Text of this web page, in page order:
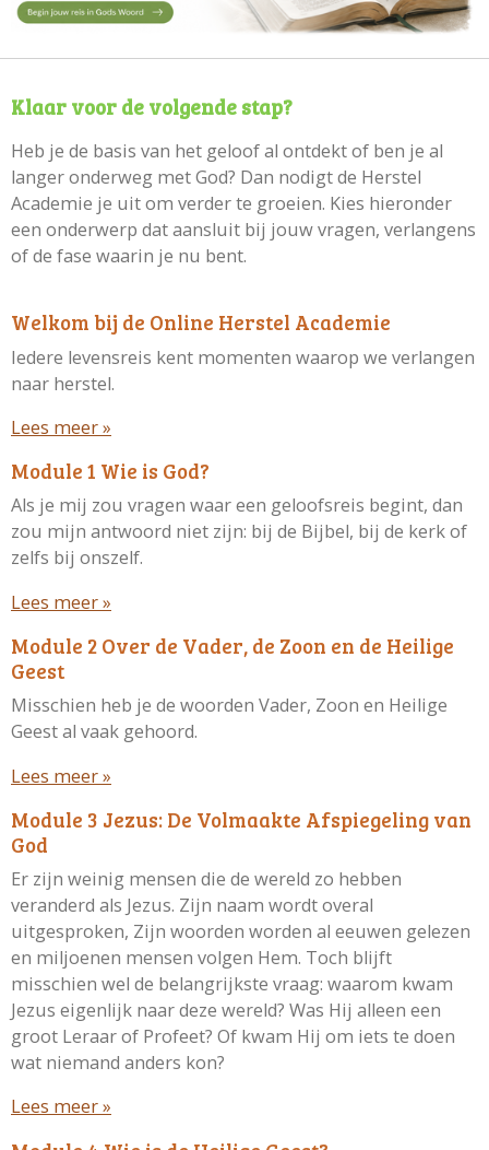
Klaar voor de volgende stap?
Heb je de basis van het geloof al ontdekt of ben je al
langer onderweg met God? Dan nodigt de Herstel
Academie je uit om verder te groeien. Kies hieronder
een onderwerp dat aansluit bij jouw vragen, verlangens
of de fase waarin je nu bent.
Welkom bij de Online Herstel Academie
Iedere levensreis kent momenten waarop we verlangen
naar herstel.
Lees meer »
Module 1 Wie is God?
Als je mij zou vragen waar een geloofsreis begint, dan
zou mijn antwoord niet zijn: bij de Bijbel, bij de kerk of
zelfs bij onszelf.
Lees meer »
Module 2 Over de Vader, de Zoon en de Heilige
Geest
Misschien heb je de woorden Vader, Zoon en Heilige
Geest al vaak gehoord.
Lees meer »
Module 3 Jezus: De Volmaakte Afspiegeling van
God
Er zijn weinig mensen die de wereld zo hebben
veranderd als Jezus. Zijn naam wordt overal
uitgesproken, Zijn woorden worden al eeuwen gelezen
en miljoenen mensen volgen Hem. Toch blijft
misschien wel de belangrijkste vraag: waarom kwam
Jezus eigenlijk naar deze wereld? Was Hij alleen een
groot Leraar of Profeet? Of kwam Hij om iets te doen
wat niemand anders kon?
Lees meer »